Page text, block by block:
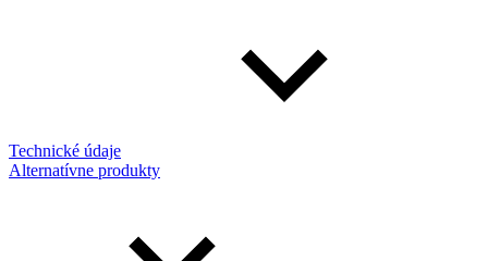
Technické údaje
Alternatívne produkty